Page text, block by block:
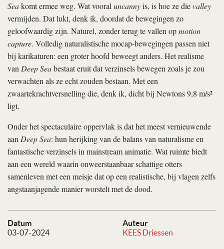
Datum
03-07-2024
Auteur
KEES Driessen
Seakomt ermee weg. Wat vooraluncannyis, is hoe ze dievalley
vermijden. Dat lukt, denk ik, doordat de bewegingen zo
geloofwaardig zijn. Naturel, zonder terug te vallen opmotion
capture. Volledig naturalistische mocap-bewegingen passen niet
bij karikaturen: een groter hoofd beweegt anders. Het realisme
vanDeep Seabestaat eruit dat verzinsels bewegen zoals je zou
verwachten als ze echt zouden bestaan. Met een
zwaartekrachtversnelling die, denk ik, dicht bij Newtons 9,8 m/s²
ligt.
Onder het spectaculaire oppervlak is dat het meest vernieuwende
aanDeep Sea: hun herijking van de balans van naturalisme en
fantastische verzinsels in mainstream animatie. Wat ruimte biedt
aan een wereld waarin onweerstaanbaar schattige otters
samenleven met een meisje dat op een realistische, bij vlagen zelfs
angstaanjagende manier worstelt met de dood.